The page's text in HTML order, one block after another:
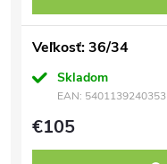
Veľkosť: 36/34
Skladom
EAN: 5401139240353
€105